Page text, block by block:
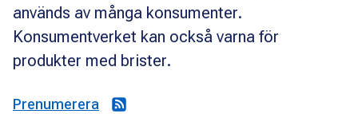
används av många konsumenter.
Konsumentverket kan också varna för
produkter med brister.
Prenumerera